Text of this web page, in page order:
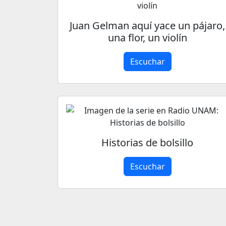
Juan Gelman aquí yace un pájaro,
una flor, un violín
Escuchar
Historias de bolsillo
Escuchar